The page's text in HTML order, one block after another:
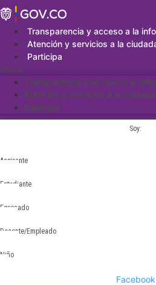
Saltar
al
contenidoTransparencia y acceso a la
Atención y servicios a la
Participa
Menu
Transparencia y acceso a la
Atención y servicios a la
Participa
Soy:
Aspirante
Estudiante
Egresado
Docente/Empleado
Niño
Facebook